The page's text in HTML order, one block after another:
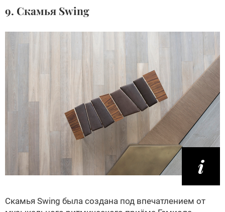
9. Скамья Swing
Скамья Swing была создана под впечатлением от